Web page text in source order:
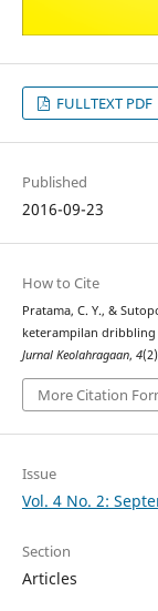
FULLTEXT PDF
Published
2016-09-23
How to Cite
Pratama, C. Y., &
keterampilan
Jurnal Keolahragaan, 4
More Citation
Issue
Vol. 4 No. 2:
Section
Articles